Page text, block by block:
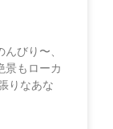
びり〜、
景もローカ
りなあな